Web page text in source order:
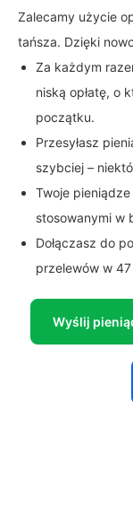
Zalecamy użycie
tańsza. Dzięki
Za każdym
niską opłatę, o
początku.
Przesyłasz
szybciej –
Twoje
stosowanymi w
Dołączasz do
przelewów w
Wyślij